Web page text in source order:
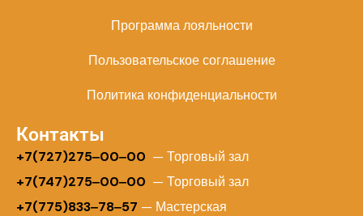
Программа лояльности
Пользовательское соглашение
Политика конфиденциальности
Контакты
+7(727)275‒00‒00 — Торговый зал
+7(747)275‒00‒00 — Торговый зал
+7(775)833‒78‒57 — Мастерская